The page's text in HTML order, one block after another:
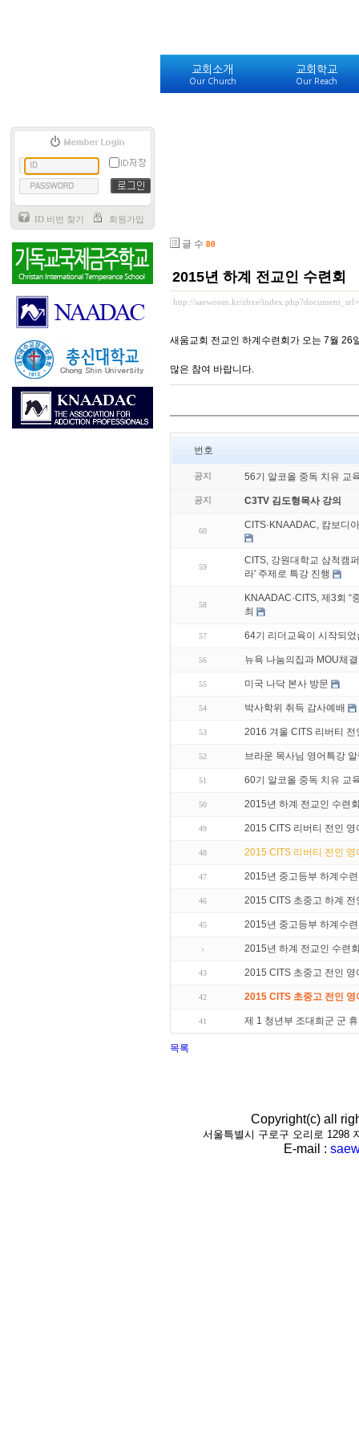
교회소개
Our Church
교회학교
Our Reach
ID.비번 찾기 회원가입
글 수 80
2015년 하계 전교인 수련회
http://saewoom.kr/zbxe/
새움교회 전교인 하계수련회가 오는 7월 26
많은 참여 바랍니다.
번호
공지 56기 알코올 중독 치유 교
공지 C3TV 김도형목사 강의
60
CITS·KNAADAC, 캄보디
59
CITS, 강원대학교 삼척캠
라' 주제로 특강 진행
58
KNAADAC·CITS, 제3회 “
최
57 64기 리더교육이 시작되었
56 뉴욕 나눔의집과 MOU체결
55 미국 나닥 본사 방문
54 박사학위 취득 감사예배
53 2016 겨울 CITS 리버티 전
52 브라운 목사님 영어특강
51 60기 알코올 중독 치유 교
50 2015년 하계 전교인 수련
49 2015 CITS 리버티 전인 영
48 2015 CITS 리버티 전인 영
47 2015년 중고등부 하계수
46 2015 CITS 초중고 하계 전
45 2015년 중고등부 하계수
2015년 하계 전교인 수련
43 2015 CITS 초중고 전인 영
42 2015 CITS 초중고 전인 영
41 제 1 청년부 조대희군 군
목록
Copyright(c) all
서울특별시 구로구 오리로 1298
E-mail :